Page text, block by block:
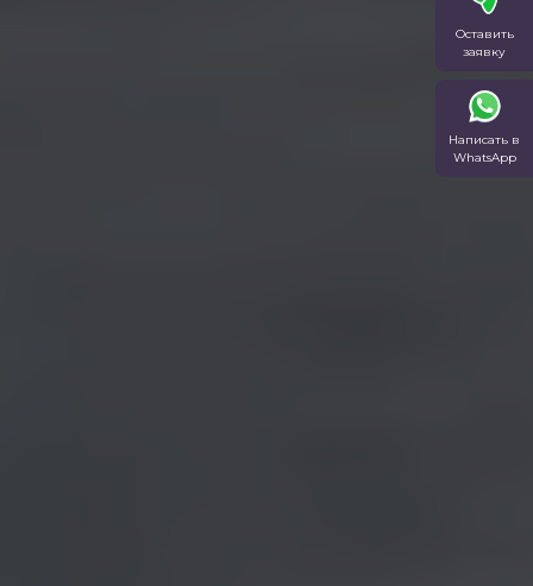
Оставить
заявку
Написать в
WhatsApp